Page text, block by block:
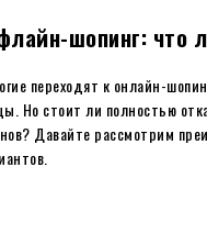
шопинг: что
переходят к онлайн-
Но стоит ли полностью
Давайте рассмотрим